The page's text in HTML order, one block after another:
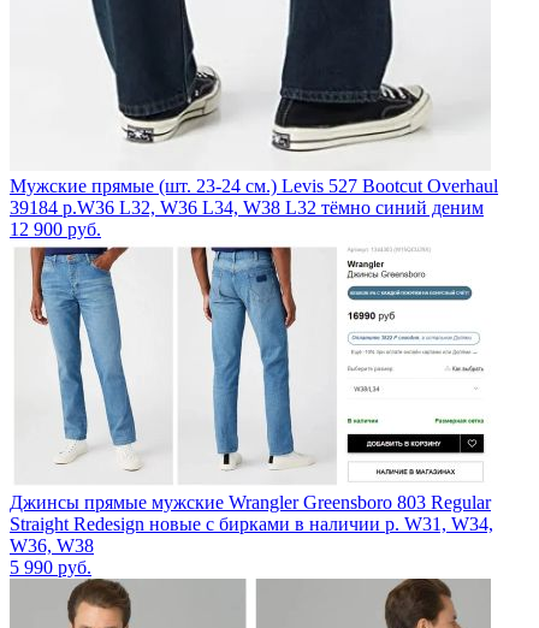
Мужские прямые (шт. 23-24 см.) Levis 527 Bootcut Overhaul
39184 р.W36 L32, W36 L34, W38 L32 тёмно синий деним
12 900 руб.
Джинсы прямые мужские Wrangler Greensboro 803 Regular
Straight Redesign новые с бирками в наличии р. W31, W34,
W36, W38
5 990 руб.